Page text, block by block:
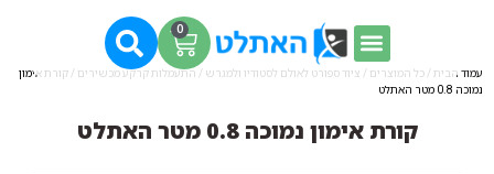
0
עמוד הבית / כל המוצרים / ציוד ספורט לאולם לסטודיו ולמגרש / התעמלות קרקע מכשירים / קורת אימון
נמוכה 0.8 מטר האתלט
קורת אימון נמוכה 0.8 מטר האתלט